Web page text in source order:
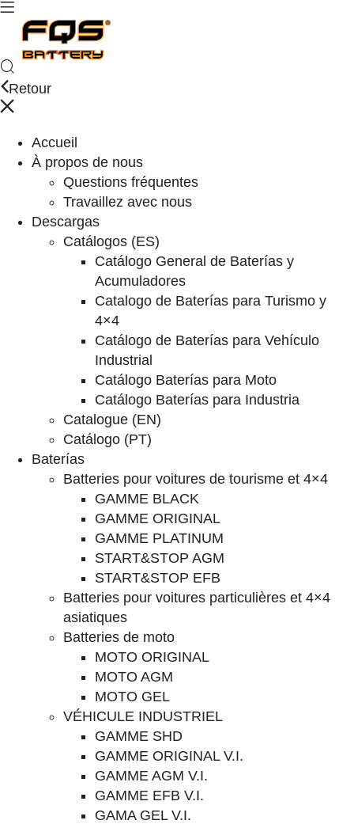
Retour
Accueil
À propos de nous
Questions fréquentes
Travaillez avec nous
Descargas
Catálogos (ES)
Catálogo General de Baterías y
Acumuladores
Catalogo de Baterías para Turismo y
4×4
Catálogo de Baterías para Vehículo
Industrial
Catálogo Baterías para Moto
Catálogo Baterías para Industria
Catalogue (EN)
Catálogo (PT)
Baterías
Batteries pour voitures de tourisme et 4×4
GAMME BLACK
GAMME ORIGINAL
GAMME PLATINUM
START&STOP AGM
START&STOP EFB
Batteries pour voitures particulières et 4×4
asiatiques
Batteries de moto
MOTO ORIGINAL
MOTO AGM
MOTO GEL
VÉHICULE INDUSTRIEL
GAMME SHD
GAMME ORIGINAL V.I.
GAMME AGM V.I.
GAMME EFB V.I.
GAMA GEL V.I.